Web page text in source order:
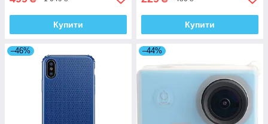
Купити Купити
–46% –44%